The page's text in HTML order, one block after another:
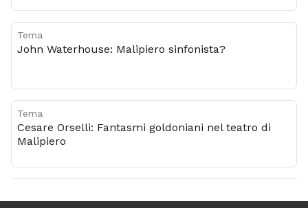
Tema
John Waterhouse: Malipiero sinfonista?
Tema
Cesare Orselli: Fantasmi goldoniani nel teatro di
Malipiero